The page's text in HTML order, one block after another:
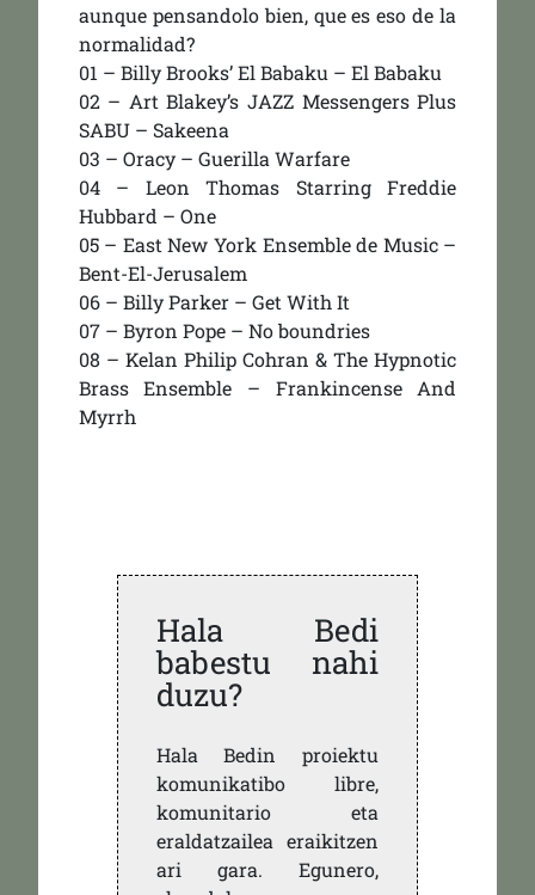
aunque pensandolo bien, que es eso de la
normalidad?
01 – Billy Brooks’ El Babaku – El Babaku
02 – Art Blakey’s JAZZ Messengers Plus
SABU – Sakeena
03 – Oracy – Guerilla Warfare
04 – Leon Thomas Starring Freddie
Hubbard – One
05 – East New York Ensemble de Music –
Bent-El-Jerusalem
06 – Billy Parker – Get With It
07 – Byron Pope – No boundries
08 – Kelan Philip Cohran & The Hypnotic
Brass Ensemble – Frankincense And
Myrrh
Hala Bedi
babestu nahi
duzu?
Hala Bedin proiektu
komunikatibo libre,
komunitario eta
eraldatzailea eraikitzen
ari gara. Egunero,